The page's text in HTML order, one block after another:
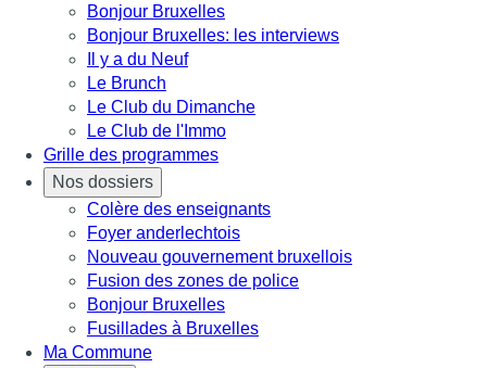
Bonjour Bruxelles
Bonjour Bruxelles: les interviews
Il y a du Neuf
Le Brunch
Le Club du Dimanche
Le Club de l'Immo
Grille des programmes
Nos dossiers
Colère des enseignants
Foyer anderlechtois
Nouveau gouvernement bruxellois
Fusion des zones de police
Bonjour Bruxelles
Fusillades à Bruxelles
Ma Commune